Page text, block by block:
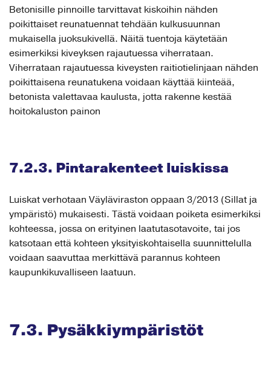
Betonisille pinnoille tarvittavat kiskoihin nähden
poikittaiset reunatuennat tehdään kulkusuunnan
mukaisella juoksukivellä. Näitä tuentoja käytetään
esimerkiksi kiveyksen rajautuessa viherrataan.
Viherrataan rajautuessa kiveysten raitiotielinjaan nähden
poikittaisena reunatukena voidaan käyttää kiinteää,
betonista valettavaa kaulusta, jotta rakenne kestää
hoitokaluston painon
7.2.3. Pintarakenteet luiskissa
Luiskat verhotaan Väyläviraston oppaan 3/2013 (Sillat ja
ympäristö) mukaisesti. Tästä voidaan poiketa esimerkiksi
kohteessa, jossa on erityinen laatutasotavoite, tai jos
katsotaan että kohteen yksityiskohtaisella suunnittelulla
voidaan saavuttaa merkittävä parannus kohteen
kaupunkikuvalliseen laatuun.
7.3. Pysäkkiympäristöt